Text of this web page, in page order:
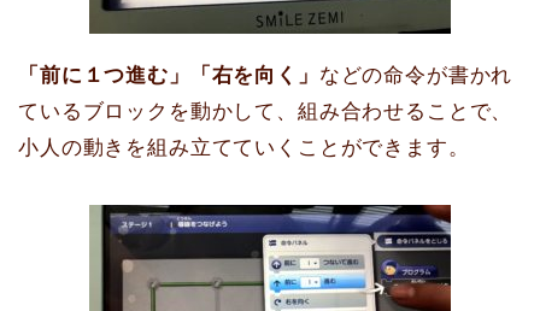
「前に１つ進む」「右を向く」 などの命令が書かれ
ているブロックを動かして、組み合わせることで、
小人の動きを組み立てていくことができます。